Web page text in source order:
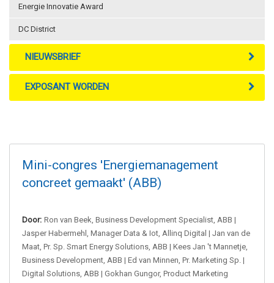
Energie Innovatie Award
DC District
NIEUWSBRIEF
EXPOSANT WORDEN
Mini-congres 'Energiemanagement
concreet gemaakt' (ABB)
Door: Ron van Beek, Business Development Specialist, ABB |
Jasper Habermehl, Manager Data & Iot, Allinq Digital | Jan van de
Maat, Pr. Sp. Smart Energy Solutions, ABB | Kees Jan 't Mannetje,
Business Development, ABB | Ed van Minnen, Pr. Marketing Sp. |
Digital Solutions, ABB | Gokhan Gungor, Product Marketing